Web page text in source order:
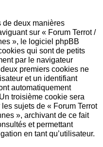
de deux manières
sur « Forum Terrot /
», le logiciel phpBB
qui sont de petits
par le navigateur
premiers cookies ne
et un identifiant
automatiquement
troisième cookie sera
sujets de « Forum Terrot
», archivant de ce fait
et permettant
en tant qu’utilisateur.